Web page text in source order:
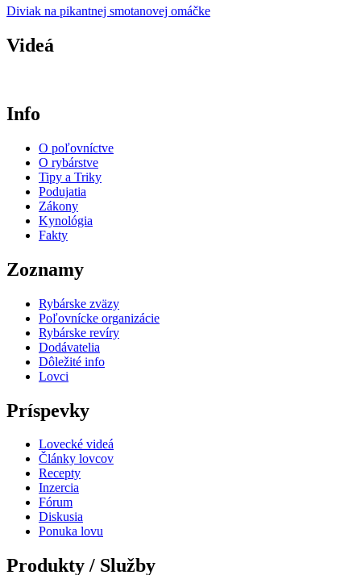
Diviak na pikantnej smotanovej omáčke
Videá
Info
O poľovníctve
O rybárstve
Tipy a Triky
Podujatia
Zákony
Kynológia
Fakty
Zoznamy
Rybárske zväzy
Poľovnícke organizácie
Rybárske revíry
Dodávatelia
Dôležité info
Lovci
Príspevky
Lovecké videá
Články lovcov
Recepty
Inzercia
Fórum
Diskusia
Ponuka lovu
Produkty / Služby